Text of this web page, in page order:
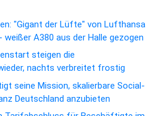
"Gigant der Lüfte" von Lufthansa
A380 aus der Halle gezogen
steigen die
nachts verbreitet frostig
seine Mission, skalierbare Social-
Deutschland anzubieten